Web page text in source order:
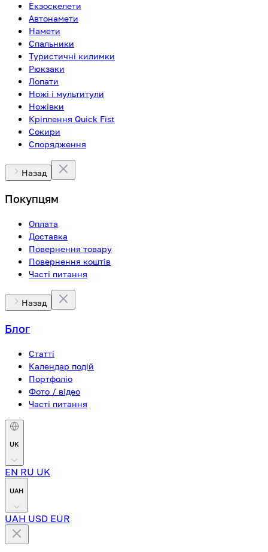
Екзоскелети
Автонамети
Намети
Спальники
Туристичні килимки
Рюкзаки
Лопати
Ножі і мультитули
Ножівки
Кріплення Quick Fist
Сокири
Спорядження
Назад
Покупцям
Оплата
Доставка
Повернення товару
Повернення коштів
Часті питання
Назад
Блог
Статті
Календар подій
Портфоліо
Фото / відео
Часті питання
UK
EN RU UK
UAH
UAH USD EUR